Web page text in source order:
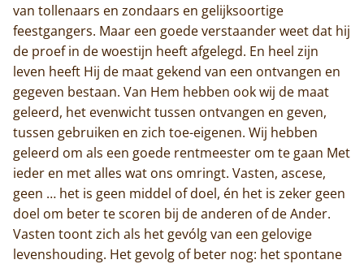
van tollenaars en zondaars en gelijksoortige
feestgangers. Maar een goede verstaander weet dat hij
de proef in de woestijn heeft afgelegd. En heel zijn
leven heeft Hij de maat gekend van een ontvangen en
gegeven bestaan. Van Hem hebben ook wij de maat
geleerd, het evenwicht tussen ontvangen en geven,
tussen gebruiken en zich toe-eigenen. Wij hebben
geleerd om als een goede rentmeester om te gaan Met
ieder en met alles wat ons omringt. Vasten, ascese,
geen … het is geen middel of doel, én het is zeker geen
doel om beter te scoren bij de anderen of de Ander.
Vasten toont zich als het gevólg van een gelovige
levenshouding. Het gevolg of beter nog: het spontane